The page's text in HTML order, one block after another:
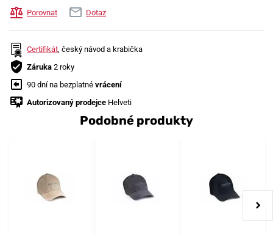
Porovnat Dotaz
Certifikát, český návod a krabička
Záruka 2 roky
90 dní na bezplatné vrácení
Autorizovaný prodejce Helveti
Podobné produkty